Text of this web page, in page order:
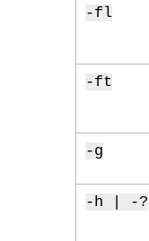
-fl
-ft
-g
-h | -?